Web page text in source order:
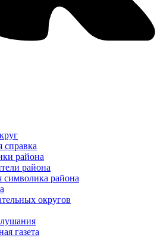
справка
района
района
района
округов
газета